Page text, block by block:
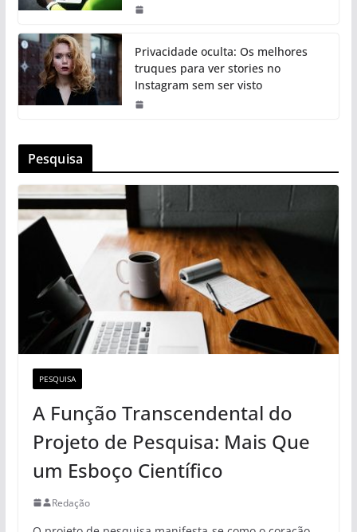
Privacidade oculta: Os melhores
truques para ver stories no
Instagram sem ser visto
Pesquisa
PESQUISA
A Função Transcendental do
Projeto de Pesquisa: Mais Que
um Esboço Científico
Redação